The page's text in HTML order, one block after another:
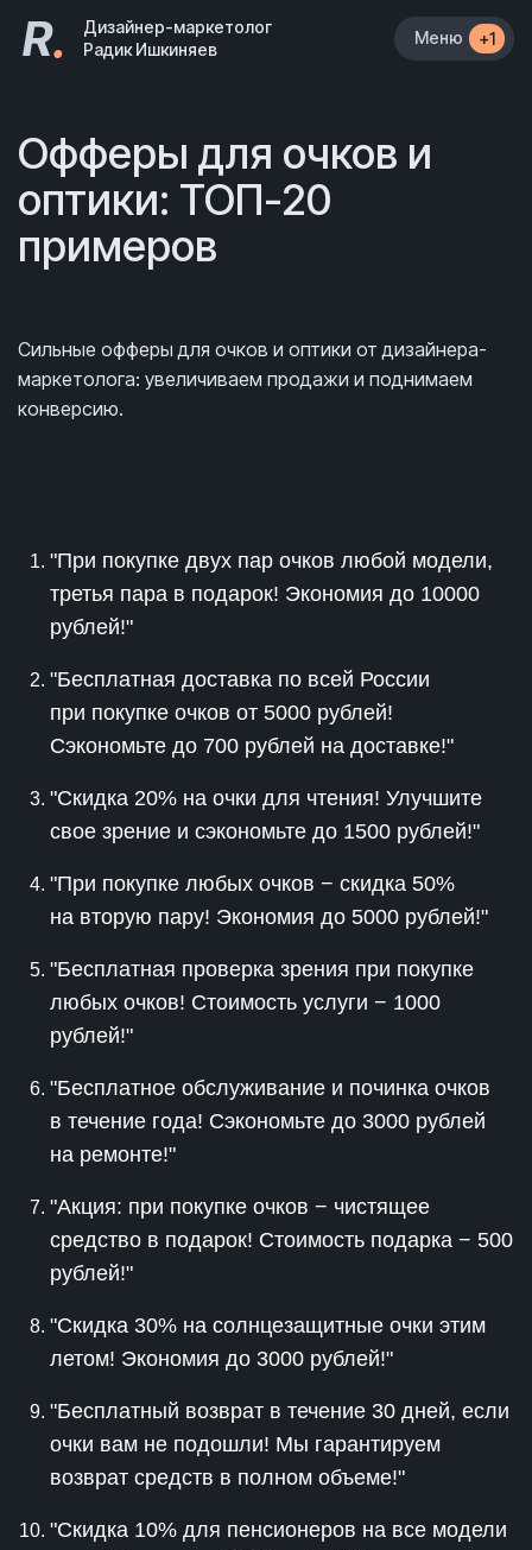
R.
Дизайнер-маркетолог
Радик Ишкиняев
Меню +1
Офферы для очков и
оптики: ТОП-20
примеров
Сильные офферы для очков и оптики от дизайнера-
маркетолога: увеличиваем продажи и поднимаем
конверсию.
"При покупке двух пар очков любой модели,
третья пара в подарок! Экономия до 10000
рублей!"
"Бесплатная доставка по всей России
при покупке очков от 5000 рублей!
Сэкономьте до 700 рублей на доставке!"
"Скидка 20% на очки для чтения! Улучшите
свое зрение и сэкономьте до 1500 рублей!"
"При покупке любых очков − скидка 50%
на вторую пару! Экономия до 5000 рублей!"
"Бесплатная проверка зрения при покупке
любых очков! Стоимость услуги − 1000
рублей!"
"Бесплатное обслуживание и починка очков
в течение года! Сэкономьте до 3000 рублей
на ремонте!"
"Акция: при покупке очков − чистящее
средство в подарок! Стоимость подарка − 500
рублей!"
"Скидка 30% на солнцезащитные очки этим
летом! Экономия до 3000 рублей!"
"Бесплатный возврат в течение 30 дней, если
очки вам не подошли! Мы гарантируем
возврат средств в полном объеме!"
"Скидка 10% для пенсионеров на все модели